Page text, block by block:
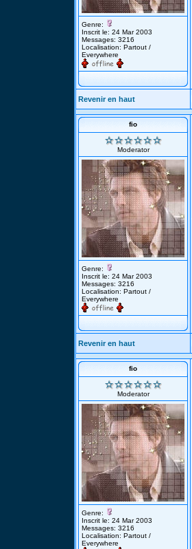
Genre:
Inscrit le: 24 Mar 2003
Messages: 3216
Localisation: Partout /
Everywhere
Revenir en haut
fio
Moderator
Genre:
Inscrit le: 24 Mar 2003
Messages: 3216
Localisation: Partout /
Everywhere
Revenir en haut
fio
Moderator
Genre:
Inscrit le: 24 Mar 2003
Messages: 3216
Localisation: Partout /
Everywhere